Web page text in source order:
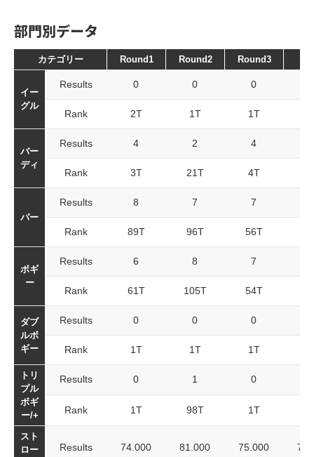
部門別データ
カテゴリー Round1 Round2 Round3
イー
グル
Results 0 0 0
Rank 2T 1T 1T
バー
ディ
Results 4 2 4
Rank 3T 21T 4T
パー
Results 8 7 7
Rank 89T 96T 56T
ボギ
ー
Results 6 8 7
Rank 61T 105T 54T
ダブ
ルボ
ギー
Results 0 0 0
Rank 1T 1T 1T
トリ
プル
ボギ
ー/+
Results 0 1 0
Rank 1T 98T 1T
スト
ロー
Results 74.000 81.000 75.000